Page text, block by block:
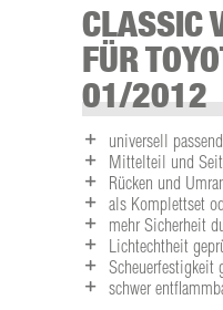
CLASSIC
FÜR
01/2012
universell passend
Mittelteil und
Rücken und
als Komplettset
mehr Sicherheit
Lichtechtheit
Scheuerfestigkeit
schwer